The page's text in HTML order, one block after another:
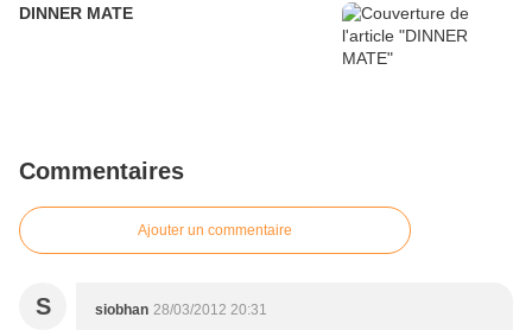
DINNER MATE
Commentaires
Ajouter un commentaire
S siobhan 28/03/2012 20:31